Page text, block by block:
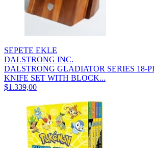
SEPETE EKLE
DALSTRONG INC.
DALSTRONG GLADIATOR SERIES 18-
KNIFE SET WITH BLOCK...
$1.339,00